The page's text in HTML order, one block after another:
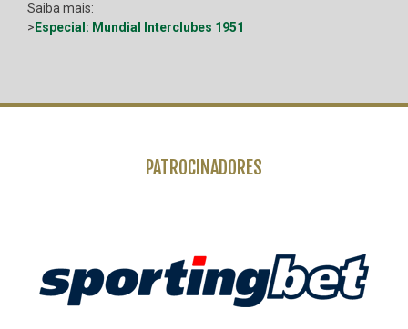
Saiba mais:
> Especial: Mundial Interclubes 1951
PATROCINADORES